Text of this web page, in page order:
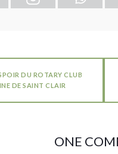
DU ROTARY CLUB
DE SAINT CLAIR
ONE